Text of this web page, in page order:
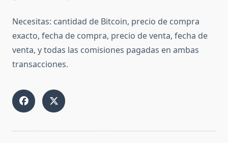
Necesitas: cantidad de Bitcoin, precio de compra
exacto, fecha de compra, precio de venta, fecha de
venta, y todas las comisiones pagadas en ambas
transacciones.